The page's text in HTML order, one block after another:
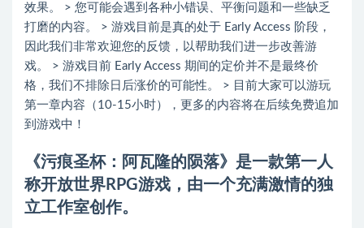
效果。 > 您可能会遇到各种小错误、平衡问题和一些缺乏
打磨的内容。 > 游戏目前是真的处于 Early Access 阶段，
因此我们非常欢迎您的反馈，以帮助我们进一步改善游
戏。 > 游戏目前 Early Access 期间的定价并不是最终价
格，我们不排除日后涨价的可能性。 > 目前大家可以游玩
第一章内容（10-15小时），更多的内容将在后续免费追加
到游戏中！
《污痕圣杯：阿瓦隆的陨落》是一款第一人
称开放世界RPG游戏，由一个充满激情的独
立工作室创作。